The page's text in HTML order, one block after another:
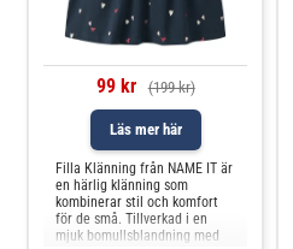
99 kr (199 kr)
Läs mer här
Filla Klänning från NAME IT är
en härlig klänning som
kombinerar stil och komfort
för de små. Tillverkad i en
mjuk bomullsblandning med